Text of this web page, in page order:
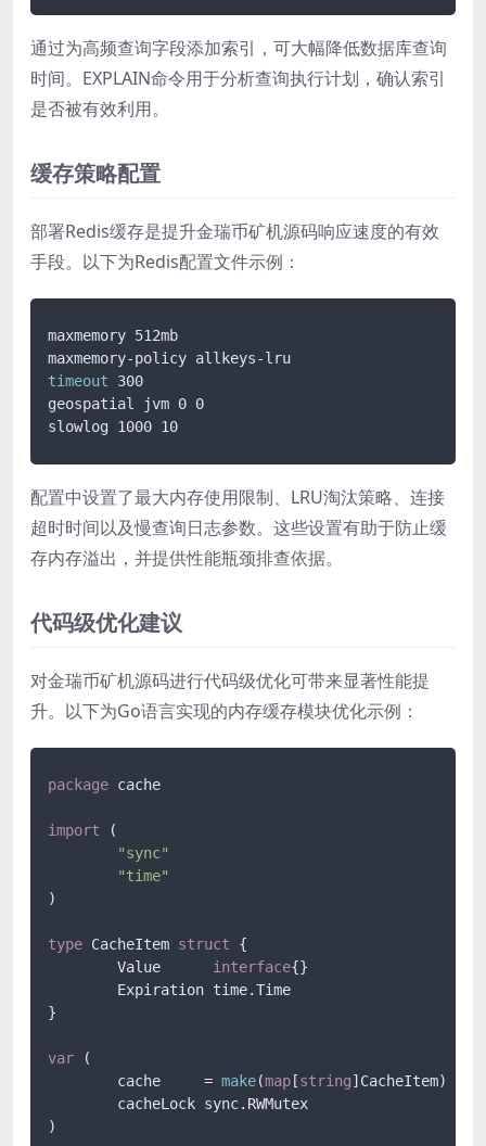
通过为高频查询字段添加索引，可大幅降低数据库查询
时间。EXPLAIN命令用于分析查询执行计划，确认索引
是否被有效利用。
缓存策略配置
部署Redis缓存是提升金瑞币矿机源码响应速度的有效
手段。以下为Redis配置文件示例：
maxmemory 512mb
timeout 300
geospatial jvm 0 0
slowlog 1000 10
配置中设置了最大内存使用限制、LRU淘汰策略、连接
超时时间以及慢查询日志参数。这些设置有助于防止缓
存内存溢出，并提供性能瓶颈排查依据。
代码级优化建议
对金瑞币矿机源码进行代码级优化可带来显著性能提
升。以下为Go语言实现的内存缓存模块优化示例：
package cache
import (
"sync"
"time"
)
type CacheItem struct {
	Value
interface{}
}
var (
	cache     =
make(map [string]CacheItem)
)